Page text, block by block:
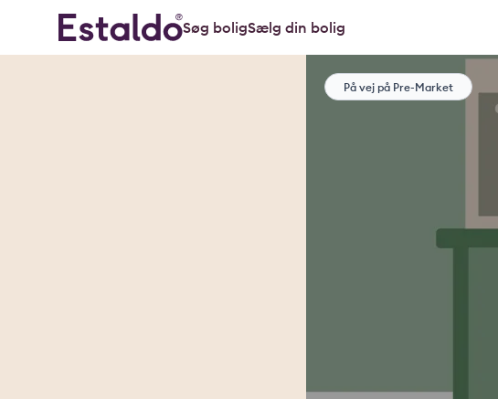
Søg boligSælg din bolig
På vej på Pre-Market